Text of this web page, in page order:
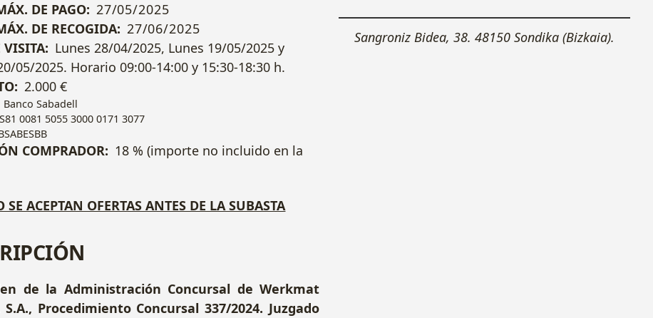
DE PAGO: 27/05/2025
DE RECOGIDA: 27/06/2025
VISITA: Lunes 28/04/2025, Lunes 19/05/2025 y
05/2025. Horario 09:00-14:00 y 15:30-18:30 h.
2.000 €
Banco Sabadell
0081 5055 3000 0171 3077
COMPRADOR: 18 % (importe no incluido en la
SE ACEPTAN OFERTAS ANTES DE LA SUBASTA
de la Administración Concursal de Werkmat
S.A., Procedimiento Concursal 337/2024. Juzgado
+
Sangroniz Bidea, 38. 48150 Sondika (Bizkaia).